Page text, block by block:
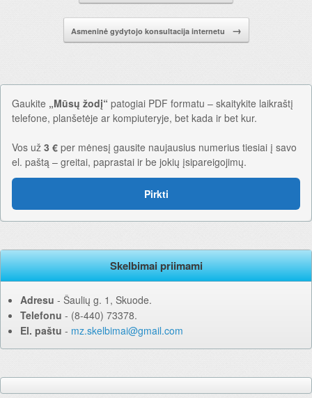
Asmeninė gydytojo konsultacija internetu →
Gaukite „Mūsų žodį“ patogiai PDF formatu – skaitykite laikraštį
telefone, planšetėje ar kompiuteryje, bet kada ir bet kur.
Vos už 3 € per mėnesį gausite naujausius numerius tiesiai į savo
el. paštą – greitai, paprastai ir be jokių įsipareigojimų.
Pirkti
Skelbimai priimami
Adresu ‐ Šaulių g. 1, Skuode.
Telefonu ‐ (8-440) 73378.
El. paštu ‐ mz.skelbimai@gmail.com